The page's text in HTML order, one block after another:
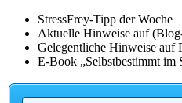
StressFrey-Tipp der Woche
Aktuelle Hinweise auf
Gelegentliche Hinweise auf
E-Book „Selbstbestimmt im